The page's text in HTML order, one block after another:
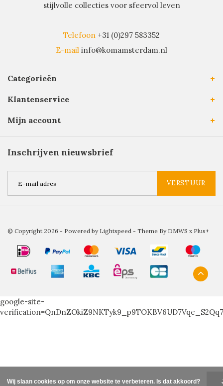
stijlvolle collecties voor sfeervol leven
Telefoon +31 (0)297 583352
E-mail info@komamsterdam.nl
Categorieën
Klantenservice
Mijn account
Inschrijven nieuwsbrief
VERSTUUR
© Copyright 2026 - Powered by Lightspeed - Theme By DMWS x Plus+
google-site-
Wij slaan cookies op om onze website te verbeteren. Is dat akkoord?